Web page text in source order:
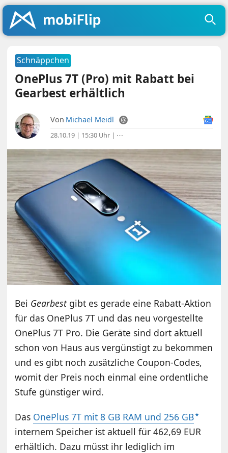
Schnäppchen
OnePlus 7T (Pro) mit Rabatt bei
Gearbest erhältlich
Von Michael Meidl
28.10.19 | 15:30 Uhr | ⋯
Bei Gearbestgibt es gerade eine Rabatt-Aktion
für das OnePlus 7T und das neu vorgestellte
OnePlus 7T Pro. Die Geräte sind dort aktuell
schon von Haus aus vergünstigt zu bekommen
und es gibt noch zusätzliche Coupon-Codes,
womit der Preis noch einmal eine ordentliche
Stufe günstiger wird.
Das OnePlus 7T mit 8 GB RAM und 256 GB
internem Speicher ist aktuell für 462,69 EUR
erhältlich. Dazu müsst ihr lediglich im